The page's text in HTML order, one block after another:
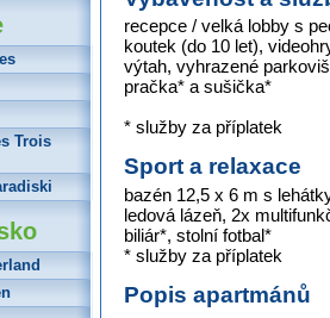
recepce / velká lobby s
koutek (do 10 let),
výtah, vyhrazené
pračka* a sušička*
* služby za příplatek
Sport a relaxace
bazén 12,5 x 6 m s
ledová lázeň, 2x
biliár*, stolní fotbal*
* služby za příplatek
Popis apartmánů
Trois